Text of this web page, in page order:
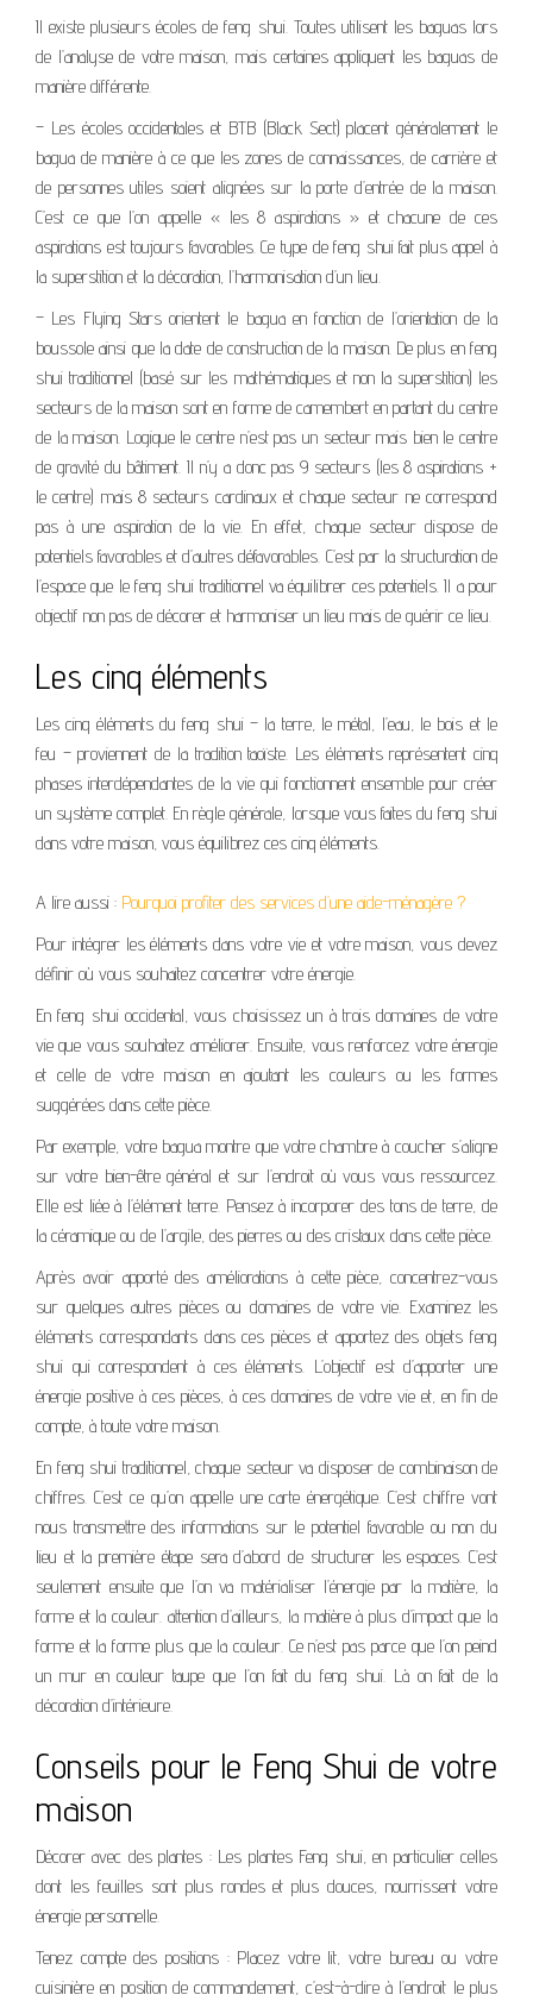
Il existe plusieurs écoles de feng shui. Toutes utilisent les baguas lors
de l’analyse de votre maison, mais certaines appliquent les baguas de
manière différente.
– Les écoles occidentales et BTB (Black Sect) placent généralement le
bagua de manière à ce que les zones de connaissances, de carrière et
de personnes utiles soient alignées sur la porte d’entrée de la maison.
C’est ce que l’on appelle « les 8 aspirations » et chacune de ces
aspirations est toujours favorables. Ce type de feng shui fait plus appel à
la superstition et la décoration, l’harmonisation d’un lieu.
– Les Flying Stars orientent le bagua en fonctionde l’orientationde la
boussoleainsi que la date de construction de la maison. De plus en feng
shui traditionnel (basé sur les mathématiques et non la superstition) les
secteurs de la maison sont en forme de camembert en partant du centre
de la maison. Logique le centre n’est pas un secteur mais bien le centre
de gravité du bâtiment. Il n’y a donc pas 9 secteurs (les 8 aspirations +
le centre) mais 8 secteurs cardinaux et chaque secteur ne correspond
pas à une aspiration de la vie. En effet, chaque secteur dispose de
potentiels favorables et d’autres défavorables. C’est par la structuration de
l’espace que le feng shui traditionnel va équilibrer ces potentiels. Il a pour
objectif non pas de décorer et harmoniser un lieu mais de guérir ce lieu.
Les cinq éléments
Les cinq éléments du feng shui – la terre, le métal, l’eau, le bois et le
feu – proviennent de la tradition taoïste. Les éléments représentent cinq
phases interdépendantes de la vie qui fonctionnent ensemble pour créer
un système complet. En règle générale, lorsque vous faites du feng shui
dans votre maison, vous équilibrez ces cinq éléments.
A lire aussi : Pourquoi profiter des services d’une aide-ménagère ?
Pour intégrer les éléments dans votre vie et votre maison, vous devez
définir où vous souhaitez concentrer votre énergie.
En feng shui occidental, vous choisissez un à trois domaines de votre
vie que vous souhaitez améliorer. Ensuite, vous renforcez votre énergie
et celle de votre maison en ajoutant les couleurs ou les formes
suggérées dans cette pièce.
Par exemple, votre bagua montre que votre chambre à coucher s’aligne
sur votre bien-être général et sur l’endroit où vous vous ressourcez.
Elle est liée à l’élément terre. Pensez à incorporer des tons de terre, de
la céramique ou de l’argile, des pierres ou des cristaux dans cette pièce.
Après avoir apporté des améliorations à cette pièce, concentrez-vous
sur quelques autres pièces ou domaines de votre vie. Examinez les
éléments correspondants dans ces pièces et apportez des objets feng
shui qui correspondent à ces éléments. L’objectif est d’apporter une
énergie positive à ces pièces, à ces domaines de votre vie et, en fin de
compte, à toute votre maison.
En feng shui traditionnel, chaque secteur va disposer de combinaison de
chiffres. C’est ce qu’on appelle une carte énergétique. C’est chiffre vont
nous transmettre des informations sur le potentiel favorable ou non du
lieu et la première étape sera d’abord de structurer les espaces. C’est
seulement ensuite que l’on va matérialiser l’énergie par la matière, la
forme et la couleur. attention d’ailleurs, la matière à plus d’impact que la
forme et la forme plus que la couleur. Ce n’est pas parce que l’on peind
un mur en couleur taupe que l’on fait du feng shui. Là on fait de la
décoration d’intérieure.
Conseils pour le Feng Shui de votre
maison
Décorer avec des plantes : Les plantes Feng shui, en particulier celles
dont les feuilles sont plus rondes et plus douces, nourrissent votre
énergie personnelle.
Tenez compte des positions : Placez votre lit, votre bureau ou votre
cuisinière en position de commandement, c’est-à-dire à l’endroit le plus